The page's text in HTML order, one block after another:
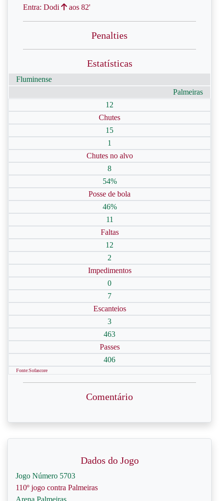
Entra: Dodi
aos 82'
Penalties
Estatísticas
Fluminense
Palmeiras
12
Chutes
15
1
Chutes no alvo
8
54%
Posse de bola
46%
11
Faltas
12
2
Impedimentos
0
7
Escanteios
3
463
Passes
406
Fonte:Sofascore
Comentário
Dados do Jogo
Jogo Número 5703
110º jogo contra Palmeiras
Arena Palmeiras